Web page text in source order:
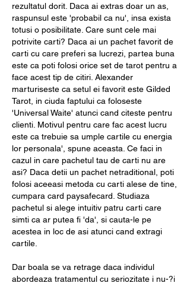
rezultatul dorit. Daca ai extras doar un as,
raspunsul este 'probabil ca nu', insa exista
totusi o posibilitate. Care sunt cele mai
potrivite carti? Daca ai un pachet favorit de
carti cu care preferi sa lucrezi, partea buna
este ca poti folosi orice set de tarot pentru a
face acest tip de citiri. Alexander
marturiseste ca setul ei favorit este Gilded
Tarot, in ciuda faptului ca foloseste
'Universal Waite' atunci cand citeste pentru
clienti. Motivul pentru care fac acest lucru
este ca trebuie sa umple cartile cu energia
lor personala', spune aceasta. Ce faci in
cazul in care pachetul tau de carti nu are
asi? Daca detii un pachet netraditional, poti
folosi aceeasi metoda cu carti alese de tine,
cumpara card paysafecard. Studiaza
pachetul si alege intuitiv patru carti care
simti ca ar putea fi 'da', si cauta-le pe
acestea in loc de asi atunci cand extragi
cartile.
Dar boala se va retrage daca individul
abordeaza tratamentul cu seriozitate i nu-?i